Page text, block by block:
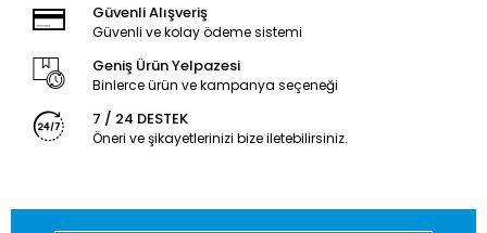
Güvenli Alışveriş
Güvenli ve kolay ödeme sistemi
Geniş Ürün Yelpazesi
Binlerce ürün ve kampanya seçeneği
7 / 24 DESTEK
Öneri ve şikayetlerinizi bize iletebilirsiniz.